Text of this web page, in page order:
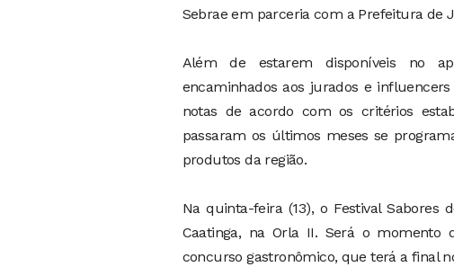
Sebrae em parceria com a Prefeitura de
Além de estarem disponíveis no
encaminhados aos jurados e
notas de acordo com os critérios
passaram os últimos meses se
produtos da região.
Na quinta-feira (13), o Festival
Caatinga, na Orla II. Será o momento
concurso gastronômico, que terá a final